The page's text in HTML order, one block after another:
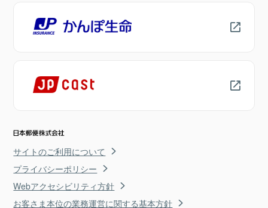
サイトのご利用について
プライバシーポリシー
Webアクセシビリティ方針
お客さま本位の業務運営に関する基本方針